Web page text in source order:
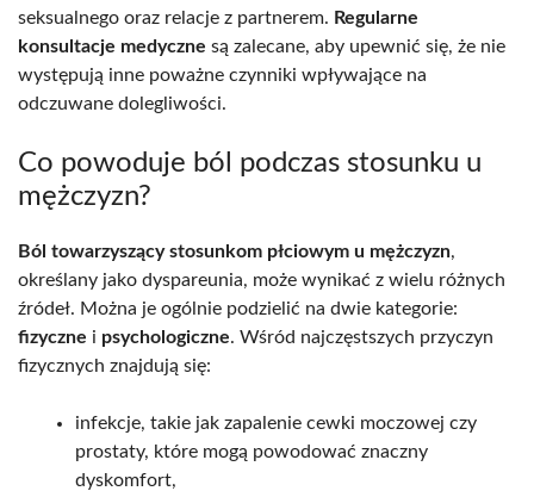
seksualnego oraz relacje z partnerem. Regularne
konsultacje medyczne są zalecane, aby upewnić się, że nie
występują inne poważne czynniki wpływające na
odczuwane dolegliwości.
Co powoduje ból podczas stosunku u
mężczyzn?
Ból towarzyszący stosunkom płciowym u mężczyzn,
określany jako dyspareunia, może wynikać z wielu różnych
źródeł. Można je ogólnie podzielić na dwie kategorie:
fizyczne i psychologiczne. Wśród najczęstszych przyczyn
fizycznych znajdują się:
infekcje, takie jak zapalenie cewki moczowej czy
prostaty, które mogą powodować znaczny
dyskomfort,